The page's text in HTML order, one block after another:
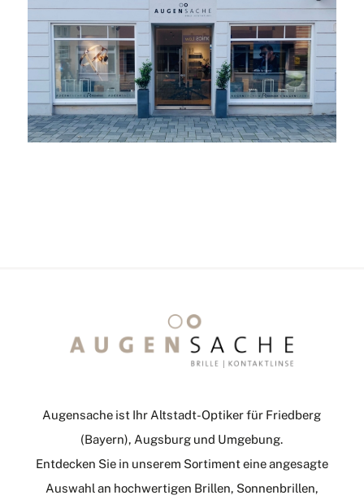
Augensache ist Ihr Altstadt-Optiker für Friedberg
(Bayern), Augsburg und Umgebung.
Entdecken Sie in unserem Sortiment eine angesagte
Auswahl an hochwertigen Brillen, Sonnenbrillen,